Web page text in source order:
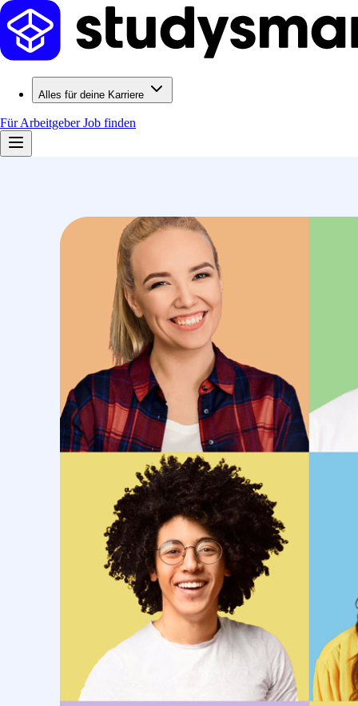
Alles für deine Karriere
Für ArbeitgeberJob finden